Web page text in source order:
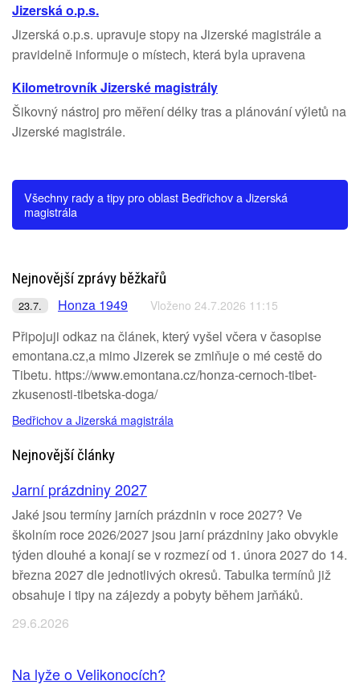
Jizerská o.p.s.
Jizerská o.p.s. upravuje stopy na Jizerské magistrále a
pravidelně informuje o místech, která byla upravena
Kilometrovník Jizerské magistrály
Šikovný nástroj pro měření délky tras a plánování výletů na
Jizerské magistrále.
Všechny rady a tipy pro oblast Bedřichov a Jizerská
magistrála
Nejnovější zprávy běžkařů
23.7. Honza 1949 Vloženo 24.7.2026 11:15
Připojuji odkaz na článek, který vyšel včera v časopise
emontana.cz,a mimo Jizerek se zmiňuje o mé cestě do
Tibetu. https://www.emontana.cz/honza-cernoch-tibet-
zkusenosti-tibetska-doga/
Bedřichov a Jizerská magistrála
Nejnovější články
Jarní prázdniny 2027
Jaké jsou termíny jarních prázdnin v roce 2027? Ve
školním roce 2026/2027 jsou jarní prázdniny jako obvykle
týden dlouhé a konají se v rozmezí od 1. února 2027 do 14.
března 2027 dle jednotlivých okresů. Tabulka termínů již
obsahuje i tipy na zájezdy a pobyty během jarňáků.
29.6.2026
Na lyže o Velikonocích?